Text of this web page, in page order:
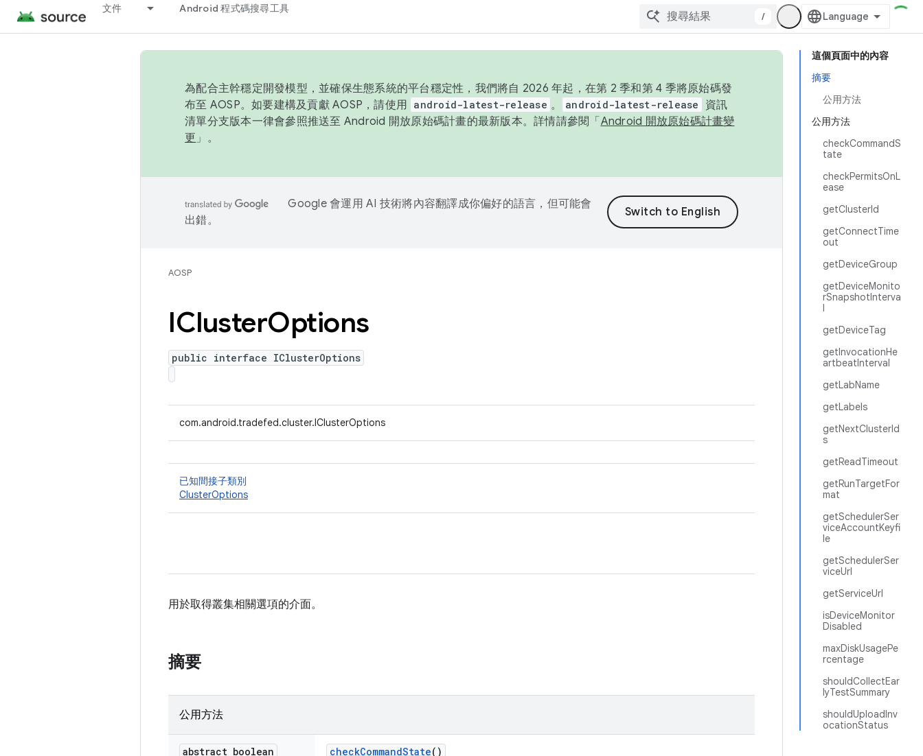
文件 Android 程式碼搜尋工具
/
這個頁面中的內容
摘要
公用方法
公用方法
checkCommandS
tate
checkPermitsOnL
ease
getClusterId
getConnectTime
out
getDeviceGroup
getDeviceMonito
rSnapshotInterva
l
getDeviceTag
getInvocationHe
artbeatInterval
getLabName
getLabels
getNextClusterId
s
getReadTimeout
getRunTargetFor
mat
getSchedulerSer
viceAccountKeyfi
le
getSchedulerSer
viceUrl
getServiceUrl
isDeviceMonitor
Disabled
maxDiskUsagePe
rcentage
shouldCollectEar
lyTestSummary
shouldUploadInv
ocationStatus
為配合主幹穩定開發模型，並確保生態系統的平台穩定性，我們將自 2026 年起，在第 2 季和第 4 季將原始碼發
布至 AOSP。如要建構及貢獻 AOSP，請使用 android-latest-release 。 android-latest-release
資訊
清單分支版本一律會參照推送至 Android 開放原始碼計畫的最新版本。詳情請參閱「 Android 開放原始碼計畫變
更 」。
Google 會運用 AI 技術將內容翻譯成你偏好的語言，但可能會
出錯。
AOSP
IClusterOptions
public interface IClusterOptions
com.android.tradefed.cluster.IClusterOptions
已知間接子類別
ClusterOptions
用於取得叢集相關選項的介面。
摘要
公用方法
abstract boolean checkCommandState()